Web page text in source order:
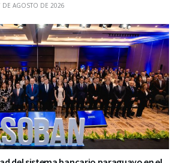
DE AGOSTO DE 2026